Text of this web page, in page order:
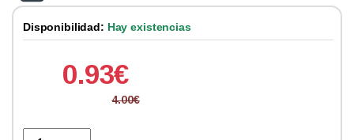
Disponibilidad: Hay existencias
0.93€
4.00€